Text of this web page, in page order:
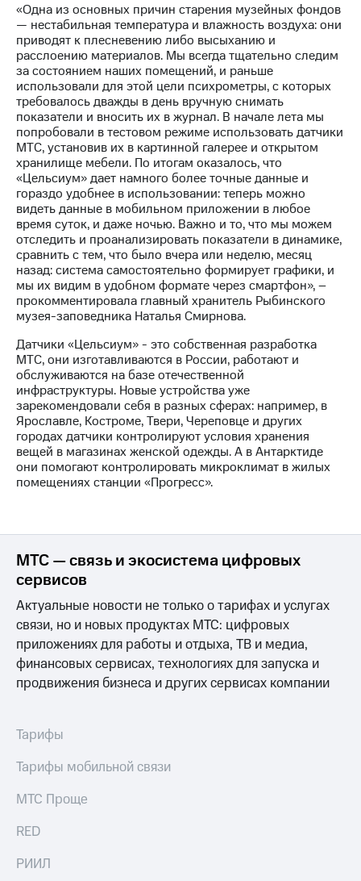
Контроль
и
аудит
Рынок
акций
Описание
Программа
приобретения
Порядок
выкупа
акций
Дивиденды
Рынок
облигаций
Описание
Еврооблигации-2023
Уведомление
о
погашении
именных
облигаций
Другое
Регистратор
Реквизиты
Контакты
развитие
деловая этика
На главную
«Одна из основных причин старения музейных фондов
— нестабильная температура и влажность воздуха: они
приводят к плесневению либо высыханию и
расслоению материалов. Мы всегда тщательно следим
за состоянием наших помещений, и раньше
использовали для этой цели психрометры, с которых
требовалось дважды в день вручную снимать
показатели и вносить их в журнал. В начале лета мы
попробовали в тестовом режиме использовать датчики
МТС, установив их в картинной галерее и открытом
хранилище мебели. По итогам оказалось, что
«Цельсиум» дает намного более точные данные и
гораздо удобнее в использовании: теперь можно
видеть данные в мобильном приложении в любое
время суток, и даже ночью. Важно и то, что мы можем
отследить и проанализировать показатели в динамике,
сравнить с тем, что было вчера или неделю, месяц
назад: система самостоятельно формирует графики, и
мы их видим в удобном формате через смартфон», –
прокомментировала главный хранитель Рыбинского
музея-заповедника Наталья Смирнова.
Датчики «Цельсиум» - это собственная разработка
МТС, они изготавливаются в России, работают и
обслуживаются на базе отечественной
инфраструктуры. Новые устройства уже
зарекомендовали себя в разных сферах: например, в
Ярославле, Костроме, Твери, Череповце и других
городах датчики контролируют условия хранения
вещей в магазинах женской одежды. А в Антарктиде
они помогают контролировать микроклимат в жилых
помещениях станции «Прогресс».
МТС — связь и экосистема цифровых
сервисов
Актуальные новости не только о тарифах и услугах
связи, но и новых продуктах МТС: цифровых
приложениях для работы и отдыха, ТВ и медиа,
финансовых сервисах, технологиях для запуска и
продвижения бизнеса и других сервисах компании
Тарифы
Тарифы мобильной связи
МТС Проще
RED
РИИЛ